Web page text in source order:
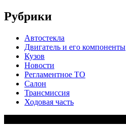
Рубрики
Автостекла
Двигатель и его компоненты
Кузов
Новости
Регламентное ТО
Салон
Трансмиссия
Ходовая часть